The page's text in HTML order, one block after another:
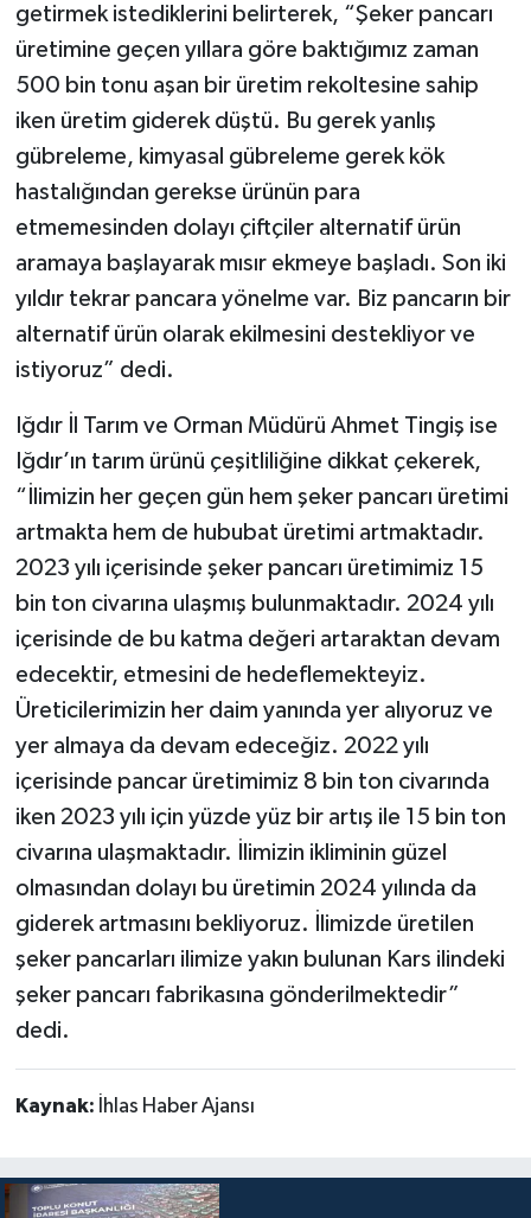
getirmek istediklerini belirterek, “Şeker pancarı
üretimine geçen yıllara göre baktığımız zaman
500 bin tonu aşan bir üretim rekoltesine sahip
iken üretim giderek düştü. Bu gerek yanlış
gübreleme, kimyasal gübreleme gerek kök
hastalığından gerekse ürünün para
etmemesinden dolayı çiftçiler alternatif ürün
aramaya başlayarak mısır ekmeye başladı. Son iki
yıldır tekrar pancara yönelme var. Biz pancarın bir
alternatif ürün olarak ekilmesini destekliyor ve
istiyoruz” dedi.
Iğdır İl Tarım ve Orman Müdürü Ahmet Tingiş ise
Iğdır’ın tarım ürünü çeşitliliğine dikkat çekerek,
“İlimizin her geçen gün hem şeker pancarı üretimi
artmakta hem de hububat üretimi artmaktadır.
2023 yılı içerisinde şeker pancarı üretimimiz 15
bin ton civarına ulaşmış bulunmaktadır. 2024 yılı
içerisinde de bu katma değeri artaraktan devam
edecektir, etmesini de hedeflemekteyiz.
Üreticilerimizin her daim yanında yer alıyoruz ve
yer almaya da devam edeceğiz. 2022 yılı
içerisinde pancar üretimimiz 8 bin ton civarında
iken 2023 yılı için yüzde yüz bir artış ile 15 bin ton
civarına ulaşmaktadır. İlimizin ikliminin güzel
olmasından dolayı bu üretimin 2024 yılında da
giderek artmasını bekliyoruz. İlimizde üretilen
şeker pancarları ilimize yakın bulunan Kars ilindeki
şeker pancarı fabrikasına gönderilmektedir”
dedi.
Kaynak: İhlas Haber Ajansı